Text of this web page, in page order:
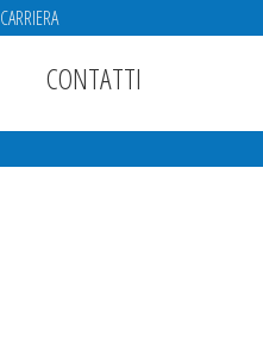
CARRIERA
CONTATTI